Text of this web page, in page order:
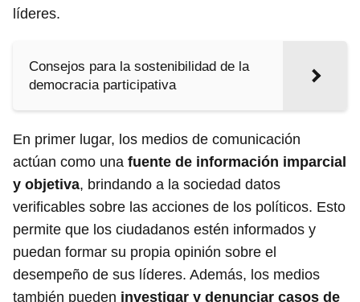
líderes.
Consejos para la sostenibilidad de la
democracia participativa
En primer lugar, los medios de comunicación
actúan como una fuente de información imparcial
y objetiva, brindando a la sociedad datos
verificables sobre las acciones de los políticos. Esto
permite que los ciudadanos estén informados y
puedan formar su propia opinión sobre el
desempeño de sus líderes. Además, los medios
también pueden investigar y denunciar casos de